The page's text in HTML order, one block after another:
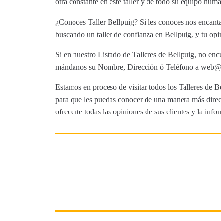
otra constante en este taller y de todo su equipo
¿Conoces Taller Bellpuig? Si les conoces nos
buscando un taller de confianza en Bellpuig, y tu
Si en nuestro Listado de Talleres de Bellpuig, no
mándanos su Nombre, Dirección ó Teléfono a
Estamos en proceso de visitar todos los Talleres de
para que les puedas conocer de una manera más
ofrecerte todas las opiniones de sus clientes y la